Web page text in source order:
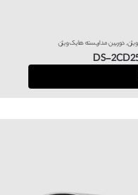
,دوربین مداربسته هایک ویژن